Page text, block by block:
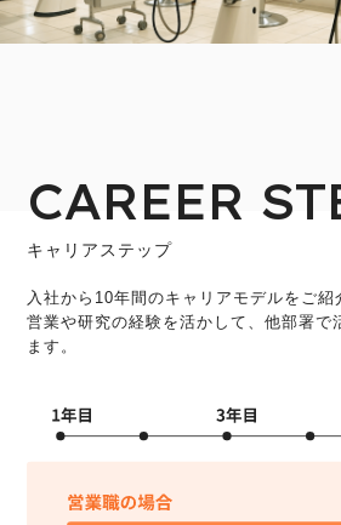
CAREER
キャリアステップ
入社から10年間のキャリアモデルをご紹
営業や研究の経験を活かして、他部署で
ます。